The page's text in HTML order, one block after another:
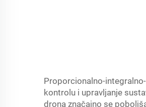
Proporcionalno-
kontrolu i upravljanje
drona značajno se